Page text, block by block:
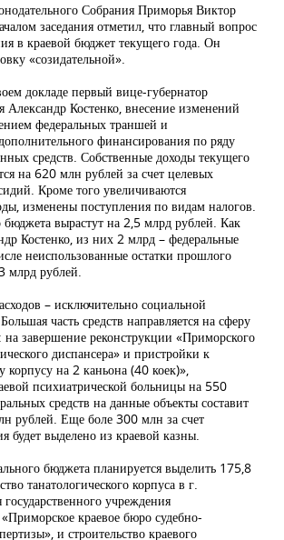
Собрания Приморья Виктор
заседания отметил, что главный вопрос
в краевой бюджет текущего года. Он
«созидательной».
докладе первый вице-губернатор
Александр Костенко, внесение изменений
федеральных траншей и
финансирования по ряду
средств. Собственные доходы текущего
на 620 млн рублей за счет целевых
Кроме того увеличиваются
изменены поступления по видам налогов.
бюджета вырастут на 2,5 млрд рублей. Как
Костенко, из них 2 млрд – федеральные
неиспользованные остатки прошлого
млрд рублей.
– исключительно социальной
часть средств направляется на сферу
на завершение реконструкции «Приморского
диспансера» и пристройки к
корпусу на 2 каньона (40 коек)»,
психиатрической больницы на 550
средств на данные объекты составит
рублей. Еще боле 300 млн за счет
будет выделено из краевой казны.
бюджета планируется выделить 175,8
танатологического корпуса в г.
учреждения
краевое бюро судебно-
и строительство краевого